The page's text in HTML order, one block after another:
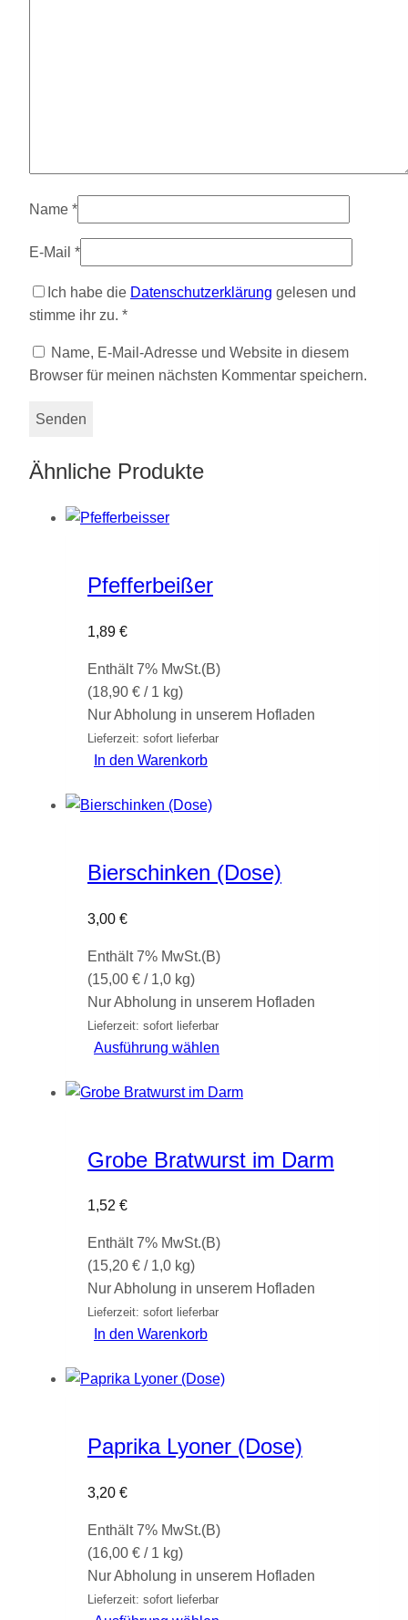
Name *
E-Mail *
Ich habe die Datenschutzerklärung gelesen und
stimme ihr zu. *
Name, E-Mail-Adresse und Website in diesem
Browser für meinen nächsten Kommentar speichern.
Ähnliche Produkte
Pfefferbeißer
1,89 €
Enthält 7% MwSt.(B)
(18,90 € / 1 kg)
Nur Abholung in unserem Hofladen
Lieferzeit: sofort lieferbar
In den Warenkorb
Bierschinken (Dose)
3,00 €
Enthält 7% MwSt.(B)
(15,00 € / 1,0 kg)
Nur Abholung in unserem Hofladen
Lieferzeit: sofort lieferbar
Ausführung wählen
auf.
Produktseite
Grobe Bratwurst im Darm
1,52 €
Enthält 7% MwSt.(B)
(15,20 € / 1,0 kg)
Nur Abholung in unserem Hofladen
Lieferzeit: sofort lieferbar
In den Warenkorb
Paprika Lyoner (Dose)
3,20 €
Enthält 7% MwSt.(B)
(16,00 € / 1 kg)
Nur Abholung in unserem Hofladen
Lieferzeit: sofort lieferbar